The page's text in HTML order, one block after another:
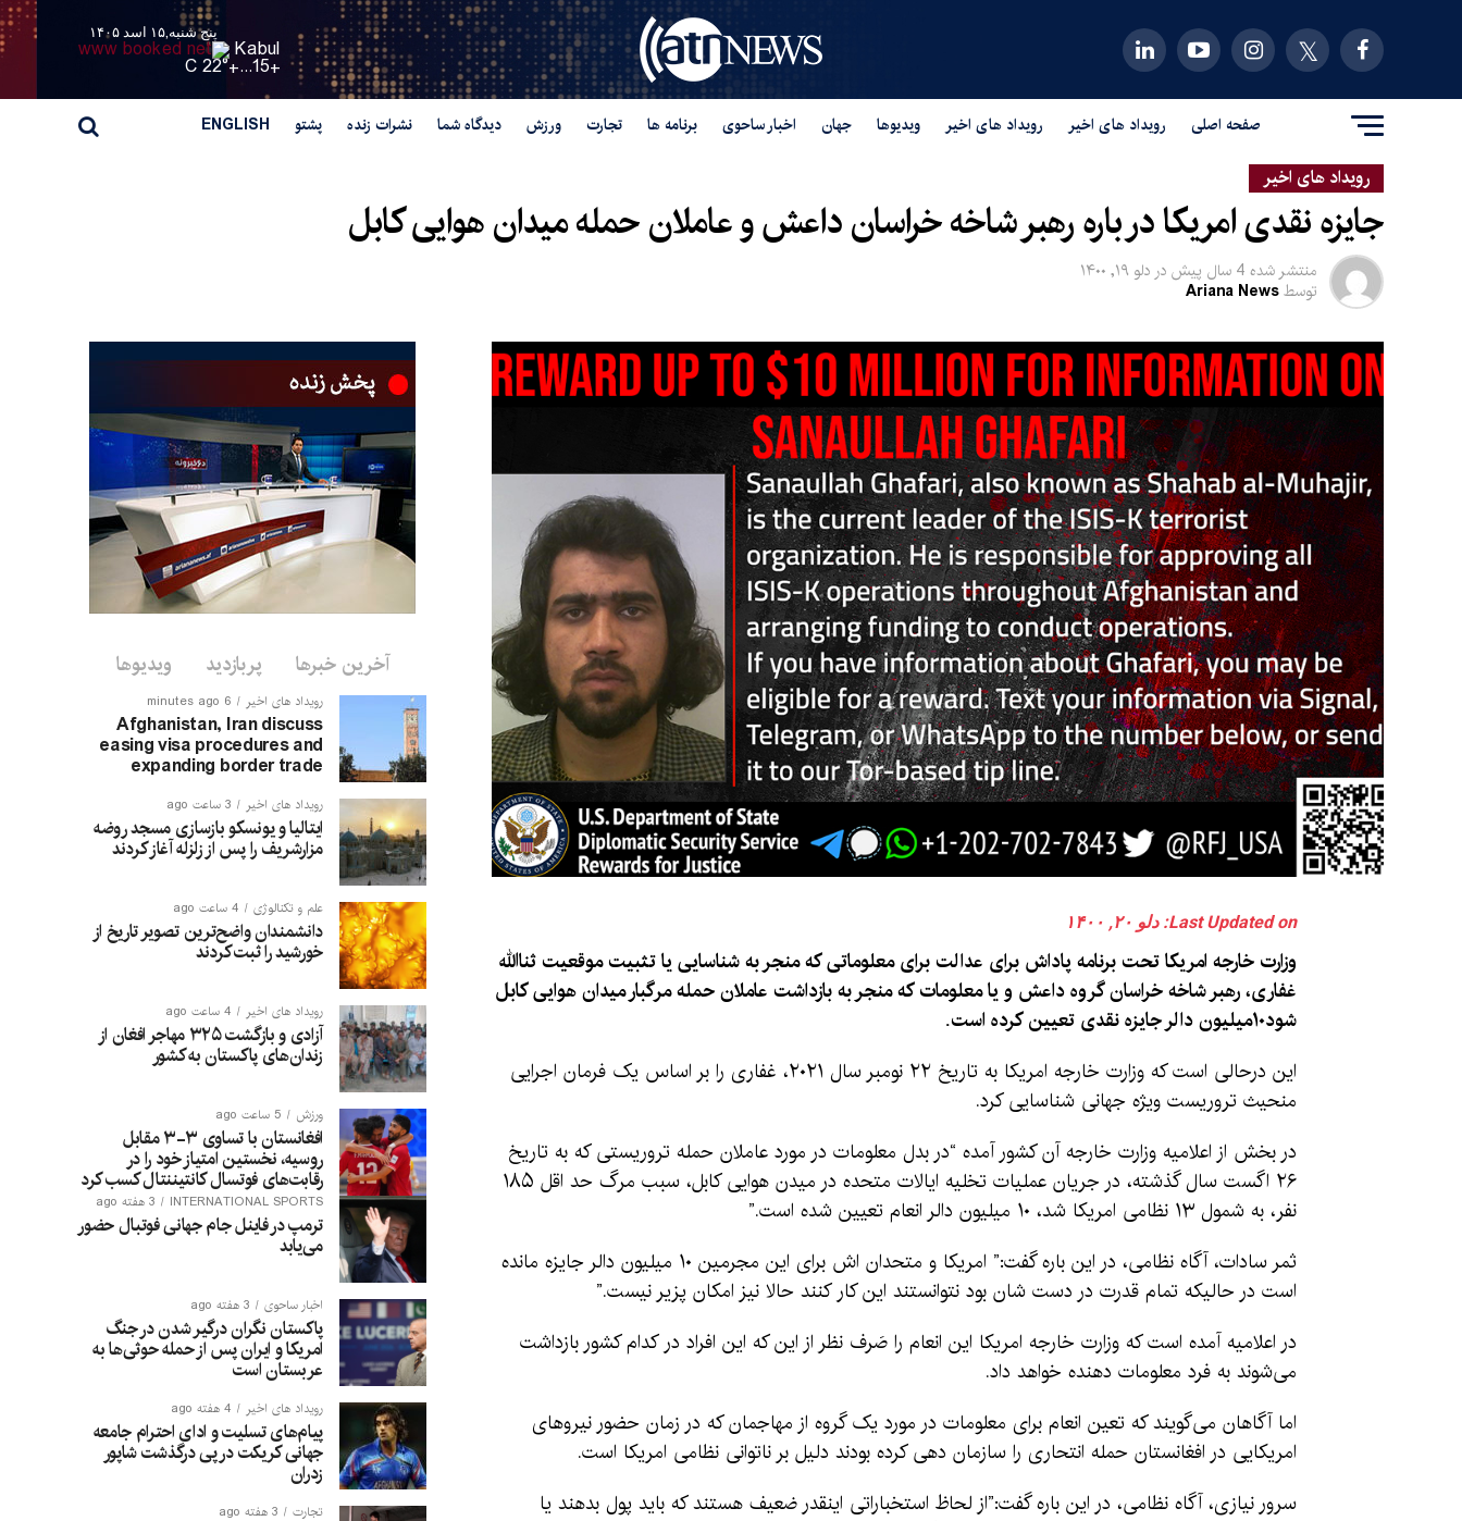
پنج شنبه,۱۵ اسد ۱۴۰۵
Kabul
+
15...
+
22° C
صفحه اصلی رویداد های اخیر رویداد های اخیر ویدیوها جهان اخبار ساحوی برنامه ها تجارت ورزش دیدگاه شما نشرات زنده پشتو ENGLISH
رویداد های اخیر
جایزه نقدی امریکا در باره رهبر شاخه خراسان داعش و عاملان حمله میدان هوایی کابل
منتشر شده 4 سال پیش در دلو ۱۹, ۱۴۰۰
توسطAriana News
Last Updated on: دلو ۲۰, ۱۴۰۰
وزارت خارجه‌ امریکا تحت برنامه پاداش برای عدالت برای معلوماتی که منجر به شناسایی یا تثبیت موقعیت ثناالله
غفاری، رهبر شاخه‌ خراسان گروه داعش و یا معلومات که منجر به بازداشت عاملان حمله مرگبار میدان هوایی کابل
شود۱۰میلیون دالر جایزه نقدی تعیین کرده است.
این درحالی است که وزارت خارجه امریکا به تاریخ ۲۲ نومبر سال ۲۰۲۱، غفاری را بر اساس یک فرمان اجرایی
منحیث تروریست ویژه جهانی شناسایی کرد.
در بخش از اعلامیه وزارت خارجه آن کشور آمده “در بدل معلومات در مورد عاملان حمله تروریستی که به تاریخ
۲۶ اگست سال گذشته، در جریان عملیات تخلیه ایالات متحده در میدن هوایی کابل، سبب مرگ حد اقل ۱۸۵
نفر، به شمول ۱۳ نظامی امریکا شد، ۱۰ میلیون دالر انعام تعیین شده است.”
ثمر سادات، آگاه نظامی، در این باره گفت:” امریکا و متحدان اش برای این مجرمین ۱۰ میلیون دالر جایزه مانده
است در حالیکه تمام قدرت در دست شان بود نتوانستند این کار کنند حالا نیز امکان پزیر نیست.”
در اعلامیه آمده است که وزارت خارجه امریکا این انعام را صَرف نظر از این که این افراد در کدام کشور بازداشت
می‌شوند به فرد معلومات دهنده خواهد داد.
اما آگاهان می‌گویند که تعین انعام برای معلومات در مورد یک گروه از مهاجمان که در زمان حضور نیروهای
امریکایی در افغانستان حمله انتحاری را سازمان دهی کرده بودند دلیل بر ناتوانی نظامی امریکا است.
سرور نیازی، آگاه نظامی، در این باره گفت:”از لحاظ استخباراتی اینقدر ضعیف هستند که باید پول بدهند یا
آخرین خبرها پربازدید ویدیوها
رویداد های اخیر 6 minutes ago
Afghanistan, Iran discuss
easing visa procedures and
expanding border trade
رویداد های اخیر 3 ساعت ago
ایتالیا و یونسکو بازسازی مسجد روضه
مزارشریف را پس از زلزله آغاز کردند
علم و تکنالوژی 4 ساعت ago
دانشمندان واضح‌ترین تصویر تاریخ از
خورشید را ثبت کردند
رویداد های اخیر 4 ساعت ago
آزادی و بازگشت ۳۲۵ مهاجر افغان از
زندان‌های پاکستان به کشور
ورزش 5 ساعت ago
افغانستان با تساوی ۳-۳ مقابل
روسیه، نخستین امتیاز خود را در
رقابت‌های فوتسال کانتیننتال کسب کرد
INTERNATIONAL SPORTS 3 هفته ago
ترمپ در فاینل جام جهانی فوتبال حضور
می‌یابد
اخبار ساحوی 3 هفته ago
پاکستان نگران درگیر شدن در جنگ
امریکا و ایران پس از حمله حوثی‌ها به
عربستان است
رویداد های اخیر 4 هفته ago
پیام‌های تسلیت و ادای احترام جامعه
جهانی کریکت در پی درگذشت شاپور
زدران
تجارت 3 هفته ago